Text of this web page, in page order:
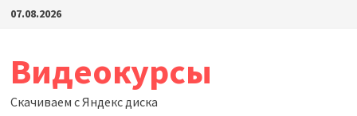
Перейти
07.08.2026
Видеокурсы
Скачиваем с Яндекс диска